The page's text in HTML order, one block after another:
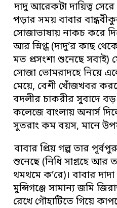
দাদু আরেকটা দায়িত্ব
পড়ার সময় বাবার
সোজাভাষায় নাকচ করে
আর স্নিগ্ধ (দাদু’র কাছ
মত প্রসংশা শুনেছে সবাই)
সোজা ভোমরাদহে নিয়ে
মেয়ে, বেশী খোঁজখবর
বদলীর চাকরীর সুবাদে
কলেজে বাংলায় অনার্স
সুতরাং কম বয়স, মানে
বাবার প্রিয় গল্প তার
শুনেছে (নিধি সাগ্রহে আর
থমথমে ক’রে)। বাবার
মুন্সিগঞ্জে সামান্য জমি
রেখে গৌহাটিতে গিয়ে